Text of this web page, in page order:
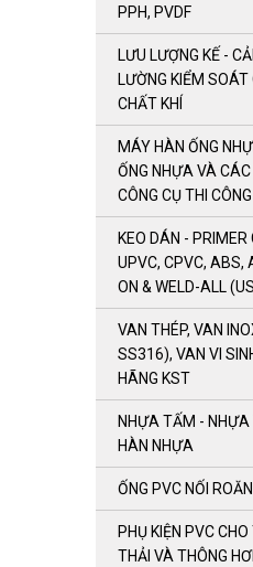
PPH, PVDF
LƯU LƯỢNG KẾ -
LƯỜNG KIỂM SOÁT
CHẤT KHÍ
MÁY HÀN ỐNG
ỐNG NHỰA VÀ CÁC
CÔNG CỤ THI
KEO DÁN -
UPVC, CPVC, ABS,
ON & WELD-ALL
VAN THÉP, VAN
SS316), VAN VI
HÃNG KST
NHỰA TẤM - NHỰA
HÀN NHỰA
ỐNG PVC NỐI
PHỤ KIỆN PVC
THẢI VÀ THÔNG